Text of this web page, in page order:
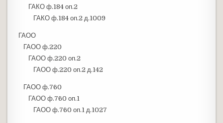
ГАКО ф.184 оп.2
ГАКО ф.184 оп.2 д.1009
ГАОО
ГАОО ф.220
ГАОО ф.220 оп.2
ГАОО ф.220 оп.2 д.142
ГАОО ф.760
ГАОО ф.760 оп.1
ГАОО ф.760 оп.1 д.1027